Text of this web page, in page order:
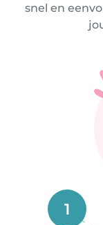
snel en
1